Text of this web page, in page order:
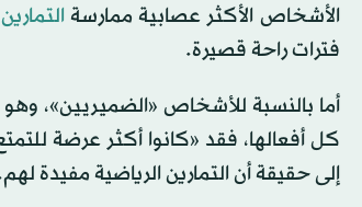
الأشخاص الأكثر عصابية ممارسة
فترات راحة قصيرة.
أما بالنسبة للأشخاص «الضميريين»،
كل أفعالها، فقد «كانوا أكثر عرضة
إلى حقيقة أن التمارين الرياضية مفيدة